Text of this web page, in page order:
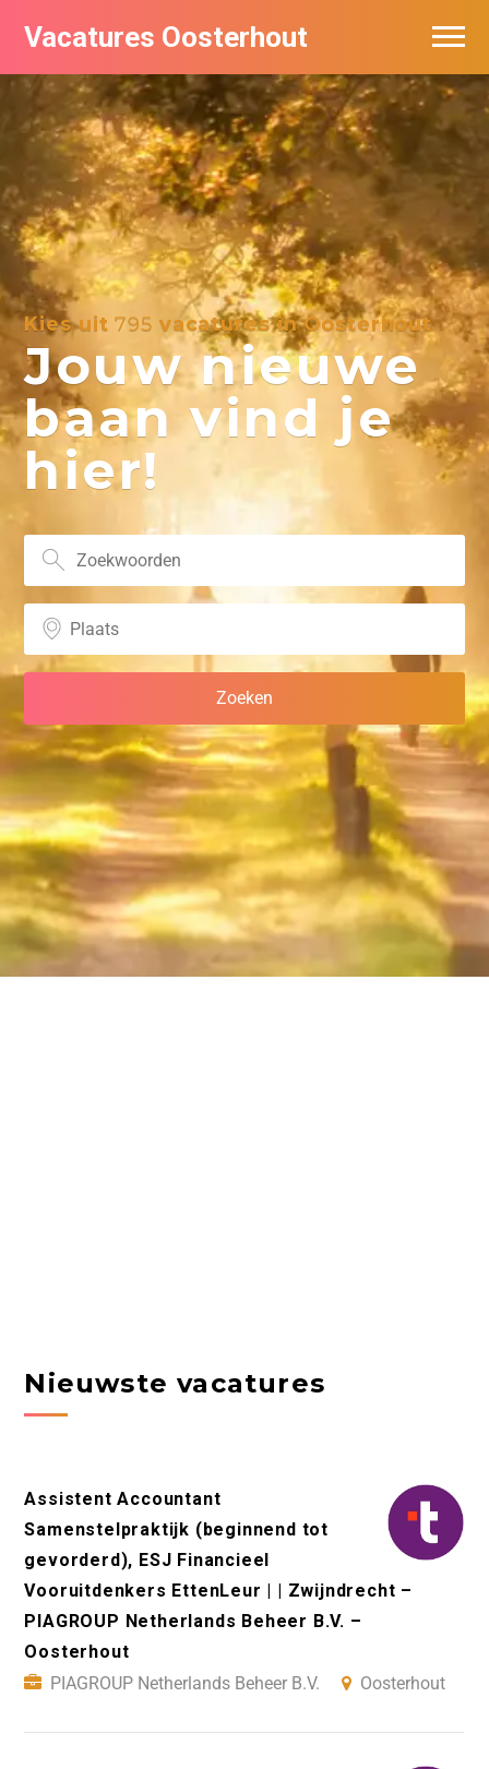
Vacatures Oosterhout
Kies uit795 vacatures in Oosterhout
Jouw nieuwe
baan vind je
hier!
Nieuwste vacatures
Assistent Accountant
Samenstelpraktijk (beginnend tot
gevorderd), ESJ Financieel
Vooruitdenkers EttenLeur | | Zwijndrecht –
PIAGROUP Netherlands Beheer B.V. –
Oosterhout
PIAGROUP Netherlands Beheer B.V.
Oosterhout
Vacatures per bedrijf